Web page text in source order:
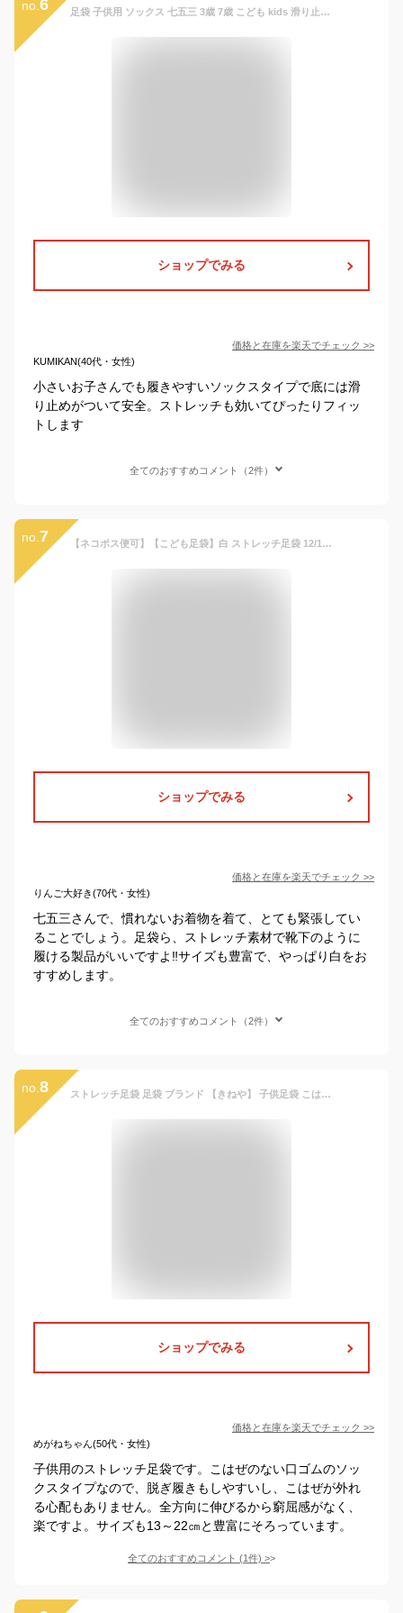
no. 6 足袋 子供用 ソックス 七五三 3歳 7歳 こども kids 滑り止め 5歳 幼稚園 保育園 発表会 小物 白
ショップでみる
価格と在庫を楽天でチェック >>
KUMIKAN(40代・女性)
小さいお子さんでも履きやすいソックスタイプで底には滑
り止めがついて安全。ストレッチも効いてぴったりフィッ
トします
全てのおすすめコメント（2件）
no. 7 【ネコポス便可】【こども足袋】白 ストレッチ足袋 12/13/14/15/16/17/18/19/20/21/22cm【口ゴムソックス】【七五三 子供 キッズ】
ショップでみる
価格と在庫を楽天でチェック >>
りんご大好き(70代・女性)
七五三さんで、慣れないお着物を着て、とても緊張してい
ることでしょう。足袋ら、ストレッチ素材で靴下のように
履ける製品がいいですよ‼️サイズも豊富で、やっぱり白をお
すすめします。
全てのおすすめコメント（2件）
no. 8 ストレッチ足袋 足袋 ブランド 【きねや】 子供足袋 こはぜがないから履きやすい♪ 七五三 3歳 5歳 7歳 【13cm〜22cm】 ストレッチ 礼装 おしゃれ 通年用 子供 女児 男児 学芸会 子供会 メール便3足までOK！ tabi-kdm01
ショップでみる
価格と在庫を楽天でチェック >>
めがねちゃん(50代・女性)
子供用のストレッチ足袋です。こはぜのない口ゴムのソッ
クスタイプなので、脱ぎ履きもしやすいし、こはぜが外れ
る心配もありません。全方向に伸びるから窮屈感がなく、
楽ですよ。サイズも13～22㎝と豊富にそろっています。
全てのおすすめコメント (1件) >